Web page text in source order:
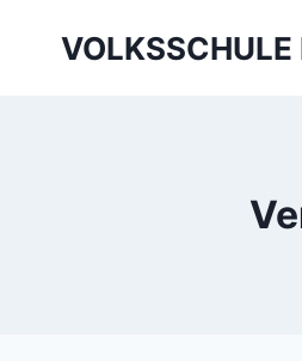
VOLKSSCHULE